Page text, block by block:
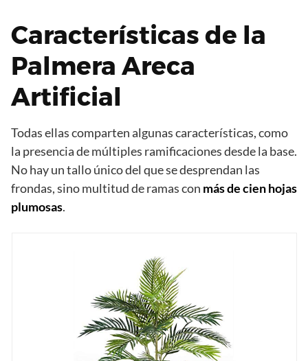
Características de la
Palmera Areca
Artificial
Todas ellas comparten algunas características, como
la presencia de múltiples ramificaciones desde la base.
No hay un tallo único del que se desprendan las
frondas, sino multitud de ramas con más de cien hojas
plumosas.